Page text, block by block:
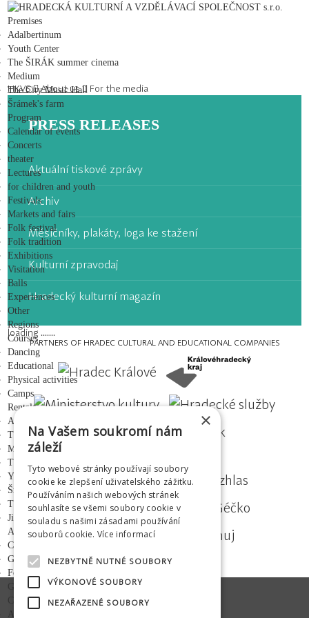
Premises
Adalbertinum
Youth Center
The ŠIRÁK summer cinema
Medium
The City Music Hall
Šrámek's farm
Program
Calendar of events
Concerts
theater
Lectures
for children and youth
Festivals
Markets and fairs
Folk festival
Folk tradition
Exhibitions
Visitation
Balls
Experiences
Other
Regions
Courses
Dancing
Educational
Physical activities
Camps
Rentals
Adalbertinum
The City Music Hall
Medium
The ŠIRÁK summer cinema
Youth Center
Šrámek's farm
Tribunes and stages
Jiráskovy sady - gazebo
About us
Company info
GDPR
For the media
Gallery
Contacts
Adalbertinum
HKVS About us For the media
PRESS RELEASES
Aktuální tiskové zprávy
Archiv
Měsíčníky, plakáty, loga ke stažení
Kulturní zpravodaj
Hradecký kulturní magazín
loading .......
PARTNERS OF HRADEC CULTURAL AND EDUCATIONAL COMPANIES
×
Na Vašem soukromí nám
záleží
Tyto webové stránky používají soubory
cookie ke zlepšení uživatelského zážitku.
Používáním našich webových stránek
souhlasíte se všemi soubory cookie v
souladu s našimi zásadami používání
souborů cookie. Více informací
NEZBYTNĚ NUTNÉ SOUBORY
VÝKONOVÉ SOUBORY
NEZAŘAZENÉ SOUBORY